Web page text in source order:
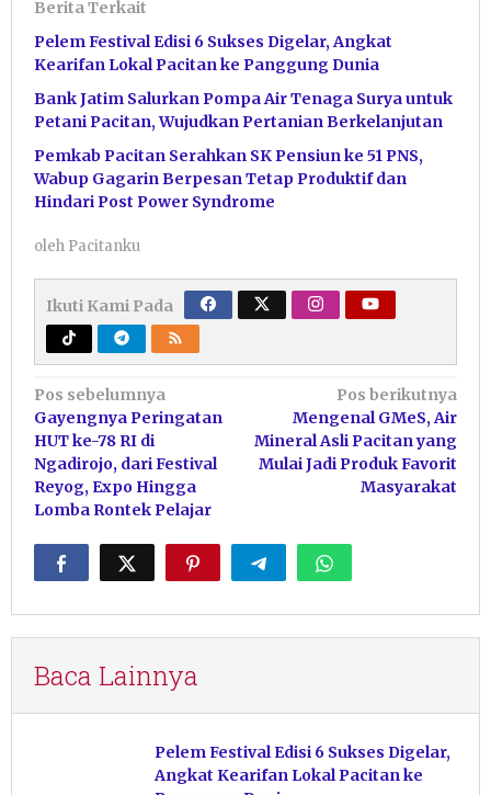
Berita Terkait
Pelem Festival Edisi 6 Sukses Digelar, Angkat
Kearifan Lokal Pacitan ke Panggung Dunia
Bank Jatim Salurkan Pompa Air Tenaga Surya untuk
Petani Pacitan, Wujudkan Pertanian Berkelanjutan
Pemkab Pacitan Serahkan SK Pensiun ke 51 PNS,
Wabup Gagarin Berpesan Tetap Produktif dan
Hindari Post Power Syndrome
oleh Pacitanku
Ikuti Kami Pada
Navigasi
pos
Pos sebelumnya
Gayengnya Peringatan
HUT ke-78 RI di
Ngadirojo, dari Festival
Reyog, Expo Hingga
Lomba Rontek Pelajar
Pos berikutnya
Mengenal GMeS, Air
Mineral Asli Pacitan yang
Mulai Jadi Produk Favorit
Masyarakat
Baca Lainnya
Pelem Festival Edisi 6 Sukses Digelar,
Angkat Kearifan Lokal Pacitan ke